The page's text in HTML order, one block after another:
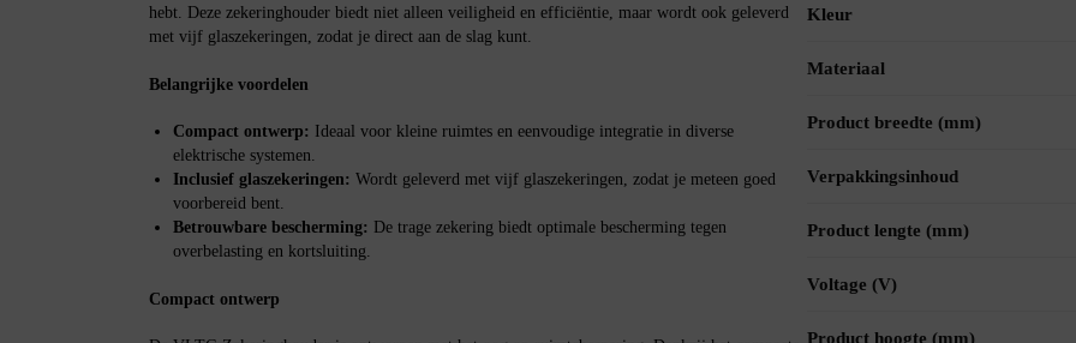
hebt. Deze zekeringhouder biedt niet alleen veiligheid en efficiëntie, maar wordt ook geleverd
met vijf glaszekeringen, zodat je direct aan de slag kunt.
Belangrijke voordelen
Compact ontwerp: Ideaal voor kleine ruimtes en eenvoudige integratie in diverse
elektrische systemen.
Inclusief glaszekeringen: Wordt geleverd met vijf glaszekeringen, zodat je meteen goed
voorbereid bent.
Betrouwbare bescherming: De trage zekering biedt optimale bescherming tegen
overbelasting en kortsluiting.
Compact ontwerp
Kleur
Materiaal
Product breedte (mm)
Verpakkingsinhoud
Product lengte (mm)
Voltage (V)
Product hoogte (mm)